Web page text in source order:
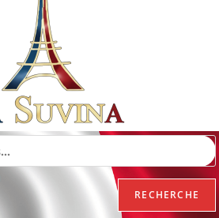
RECHERCHE